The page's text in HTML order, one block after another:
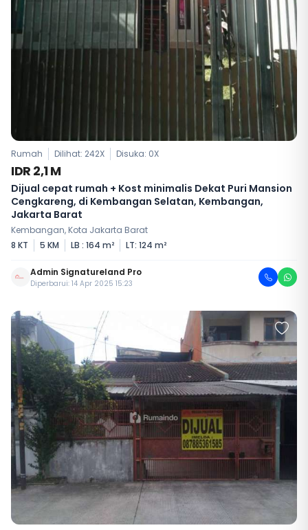
Rumah Dilihat: 242X Disuka: 0X
IDR 2,1 M
Dijual cepat rumah + Kost minimalis Dekat Puri Mansion
Cengkareng, di Kembangan Selatan, Kembangan,
Jakarta Barat
Kembangan, Kota Jakarta Barat
8 KT
5 KM LB : 164 m² LT: 124 m²
Admin Signatureland Pro
Diperbarui: 14 Apr 2025 15:23